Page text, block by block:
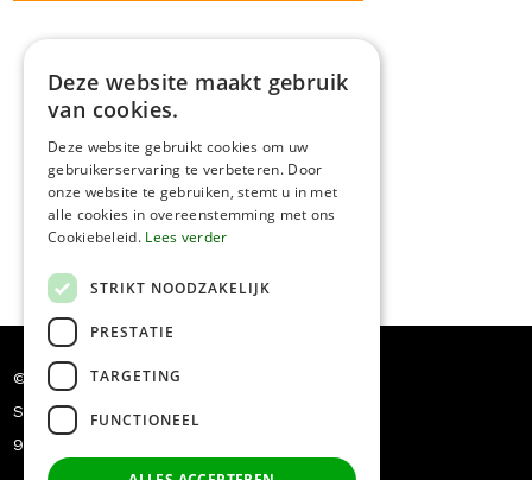
© Dakwerken Pauwels
Siriusstraat 5
9030 Mariakerke
Deze website maakt gebruik
van cookies.
Deze website gebruikt cookies om uw
gebruikerservaring te verbeteren. Door
onze website te gebruiken, stemt u in met
alle cookies in overeenstemming met ons
Cookiebeleid. Lees verder
STRIKT NOODZAKELIJK
PRESTATIE
TARGETING
FUNCTIONEEL